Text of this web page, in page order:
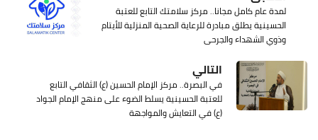
لمدة عام كامل مجانا.. مركز سلامتك التابع للعتبة
الحسينية يطلق مبادرة للرعاية الصحية المنزلية للأيتام
وذوي الشهداء والجرحى
التالي
في البصرة.. مركز الإمام الحسين (ع) الثقافي التابع
للعتبة الحسينية يسلط الضوء على منهج الإمام الجواد
(ع) في التعايش والمواجهة